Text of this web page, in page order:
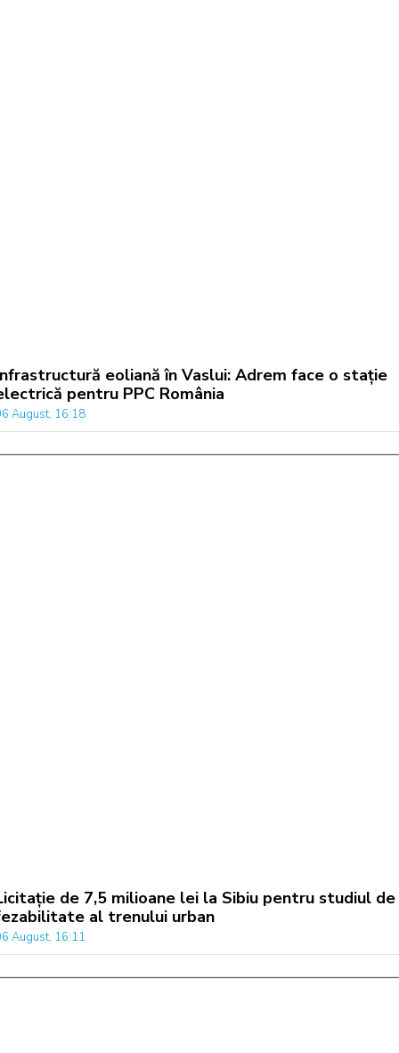
eoliană în Vaslui: Adrem face o stație
pentru PPC România
August, 16:18
de 7,5 milioane lei la Sibiu pentru studiul de
al trenului urban
August, 16:11